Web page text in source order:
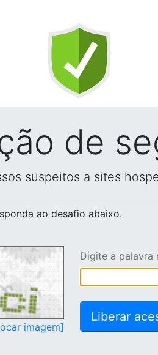
de
suspeitos a sites
ao desafio abaixo.
imagem]
Digite a palavra